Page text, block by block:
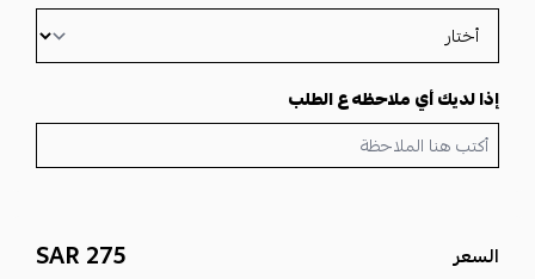
لا تفوتي فرصة اقتناء
. سواء كنتِ تفضلين
الألوان الكلاسيكية أو النقشات العصرية، ستجدين ما تبحثين عنه لدفء
وأناقة لا مثيل لهما.
اكتشف المزيد منفروات نسائية
إذا لديك أي ملاحظه ع الطلب
السعر 275 SAR